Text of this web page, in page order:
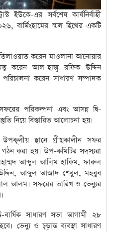
ইউকে-এর সর্বশেষ কার্যনির্বাহী
বার্মিংহামের স্মল হিথের একটি
করেন মাওলানা আনোয়ার
করেন আল-হাজ্ব রফিক উদ্দিন
করেন সাধারণ সম্পাদক
সফরের পরিকল্পনা এবং আসন্ন দ্বি-
নিয়ে বিস্তারিত আলোচনা হয়।
স্থানে গ্রীষ্মকালীন সফর
করা হয়। উপ-কমিটির সদস্যরা
আব্দুল আলিম হাকিম, ফারুল
আব্দুল আজাদ শেবুল, মহবুব
আলম। সফরের তারিখ ও ভেন্যুর
বার্ষিক সাধারণ সভা আগামী ২৮
ভেন্যু ও চূড়ান্ত ব্যবস্থা সাধারণ